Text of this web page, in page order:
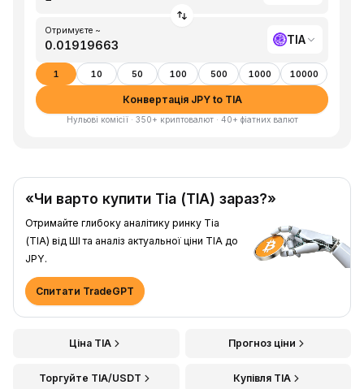
Отримуєте ~
TIA
1 10 50 100 500 1000 10000
Конвертація JPY to TIA
Нульові комісії · 350+ криптовалют · 40+ фіатних валют
«Чи варто купити Tia (TIA) зараз?»
Отримайте глибоку аналітику ринку Tia
(TIA) від ШІ та аналіз актуальної ціни TIA до
JPY.
Спитати TradeGPT
Ціна TIA Прогноз ціни
Торгуйте TIA/USDT Купівля TIA